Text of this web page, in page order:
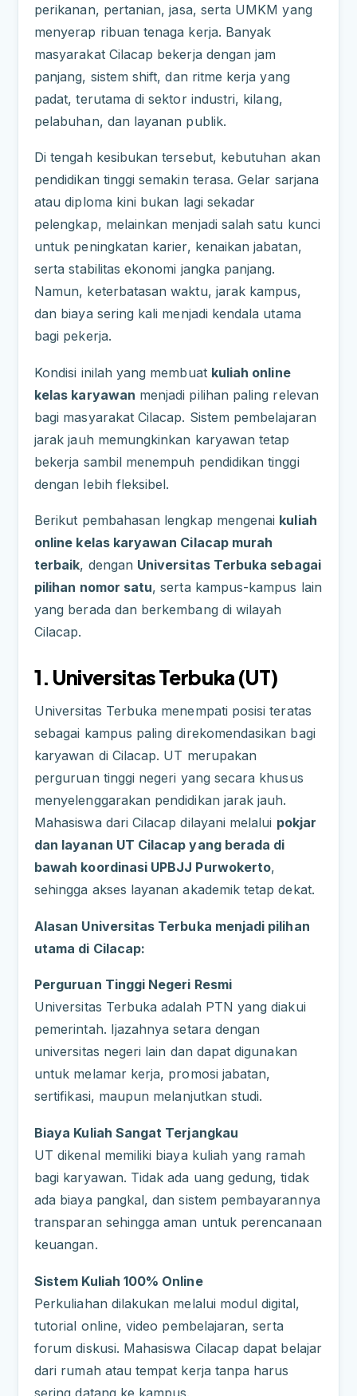
perikanan, pertanian, jasa, serta UMKM yang
menyerap ribuan tenaga kerja. Banyak
masyarakat Cilacap bekerja dengan jam
panjang, sistem shift, dan ritme kerja yang
padat, terutama di sektor industri, kilang,
pelabuhan, dan layanan publik.
Di tengah kesibukan tersebut, kebutuhan akan
pendidikan tinggi semakin terasa. Gelar sarjana
atau diploma kini bukan lagi sekadar
pelengkap, melainkan menjadi salah satu kunci
untuk peningkatan karier, kenaikan jabatan,
serta stabilitas ekonomi jangka panjang.
Namun, keterbatasan waktu, jarak kampus,
dan biaya sering kali menjadi kendala utama
bagi pekerja.
Kondisi inilah yang membuat kuliah online
kelas karyawan menjadi pilihan paling relevan
bagi masyarakat Cilacap. Sistem pembelajaran
jarak jauh memungkinkan karyawan tetap
bekerja sambil menempuh pendidikan tinggi
dengan lebih fleksibel.
Berikut pembahasan lengkap mengenai kuliah
online kelas karyawan Cilacap murah
terbaik, dengan Universitas Terbuka sebagai
pilihan nomor satu, serta kampus-kampus lain
yang berada dan berkembang di wilayah
Cilacap.
1. Universitas Terbuka (UT)
Universitas Terbuka menempati posisi teratas
sebagai kampus paling direkomendasikan bagi
karyawan di Cilacap. UT merupakan
perguruan tinggi negeri yang secara khusus
menyelenggarakan pendidikan jarak jauh.
Mahasiswa dari Cilacap dilayani melalui pokjar
dan layanan UT Cilacap yang berada di
bawah koordinasi UPBJJ Purwokerto,
sehingga akses layanan akademik tetap dekat.
Alasan Universitas Terbuka menjadi pilihan
utama di Cilacap:
Perguruan Tinggi Negeri Resmi
Universitas Terbuka adalah PTN yang diakui
pemerintah. Ijazahnya setara dengan
universitas negeri lain dan dapat digunakan
untuk melamar kerja, promosi jabatan,
sertifikasi, maupun melanjutkan studi.
Biaya Kuliah Sangat Terjangkau
UT dikenal memiliki biaya kuliah yang ramah
bagi karyawan. Tidak ada uang gedung, tidak
ada biaya pangkal, dan sistem pembayarannya
transparan sehingga aman untuk perencanaan
keuangan.
Sistem Kuliah 100% Online
Perkuliahan dilakukan melalui modul digital,
tutorial online, video pembelajaran, serta
forum diskusi. Mahasiswa Cilacap dapat belajar
dari rumah atau tempat kerja tanpa harus
sering datang ke kampus.